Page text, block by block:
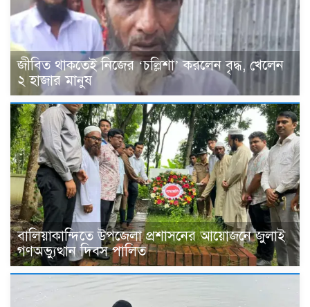
জীবিত থাকতেই নিজের ‘চল্লিশা’ করলেন বৃদ্ধ, খেলেন
২ হাজার মানুষ
বালিয়াকান্দিতে উপজেলা প্রশাসনের আয়োজনে জুলাই
গণঅভ্যুত্থান দিবস পালিত